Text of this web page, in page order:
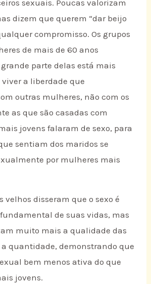
sexuais. Poucas valorizam
dizem que querem “dar beijo
compromisso. Os grupos
de mais de 60 anos
parte delas está mais
a liberdade que
outras mulheres, não com os
as que são casadas com
jovens falaram de sexo, para
sentiam dos maridos se
por mulheres mais
velhos disseram que o sexo é
de suas vidas, mas
muito mais a qualidade das
a quantidade, demonstrando que
bem menos ativa do que
jovens.